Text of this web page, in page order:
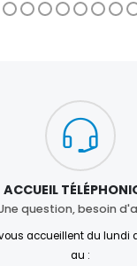
ACCUEIL
question, besoin
accueillent du lundi
au :